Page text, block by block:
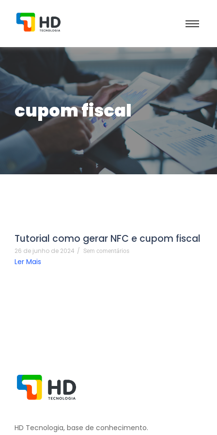
cupom fiscal
Tutorial como gerar NFC e cupom fiscal
26 de junho de 2024 / Sem comentários
Ler Mais
HD Tecnologia, base de conhecimento.